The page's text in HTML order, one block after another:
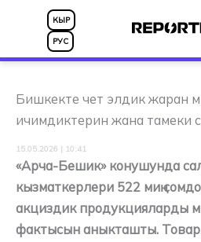
КЫР
РУС
Бишкекте чет элдик жаран
ичимдиктерин жана тамеки
15.05.2026 | 10:41
«Арча-Бешик» конушунда
кызматкерлери 522 миң
акциздик продукцияларды
фактысын аныкташты.